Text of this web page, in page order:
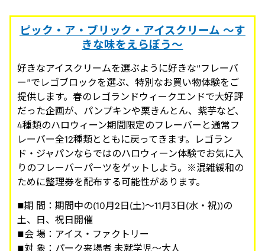
ピック・ア・ブリック・アイスクリーム ～す
きな味をえらぼう～
好きなアイスクリームを選ぶように好きな“フレーバ
ー”でレゴブロックを選ぶ、特別なお買い物体験をご
提供します。春のレゴランドウィークエンドで大好評
だった企画が、パンプキンや栗きんとん、紫芋など、
4種類のハロウィーン期間限定のフレーバーと通常フ
レーバー全12種類とともに戻ってきます。レゴラン
ド・ジャパンならではのハロウィーン体験でお気に入
りのフレーバーパーツをゲットしよう。※混雑緩和の
ために整理券を配布する可能性があります。
■期 間：期間中の(10月2日(土)～11月3日(水・祝))の
土、日、祝日開催
■会 場：アイス・ファクトリー
■対 象：パーク来場者 未就学児～大人